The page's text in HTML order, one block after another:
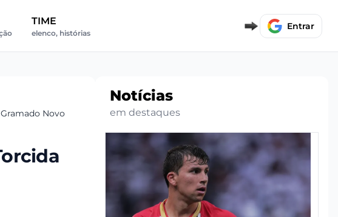
TIME
elenco, histórias
Entrar
Novo
Notícias
em destaques